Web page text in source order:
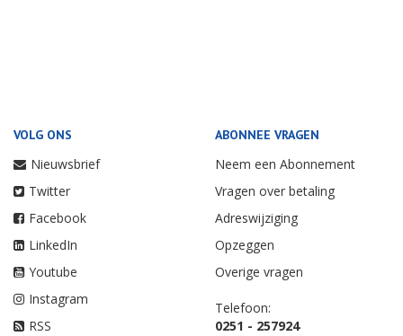
VOLG ONS
Nieuwsbrief
Twitter
Facebook
LinkedIn
Youtube
Instagram
RSS
ABONNEE VRAGEN
Neem een Abonnement
Vragen over betaling
Adreswijziging
Opzeggen
Overige vragen
Telefoon:
0251 - 257924